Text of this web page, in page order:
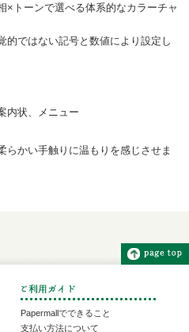
×トーンで選べる体系的なカラーチャ
的ではない記号と数値により設定し
内状、メニュー
らかい手触りに温もりを感じさせま
Papermallでできること
支払い方法について